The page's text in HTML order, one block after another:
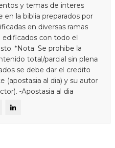
y temas de interes
la biblia preparados por
en diversas ramas
edificados con todo el
*Nota: Se prohibe la
total/parcial sin plena
se debe dar el credito
(apostasia al dia) y su autor
-Apostasia al dia